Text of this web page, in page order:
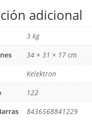
adicional
3 kg
34 × 31 × 17 cm
Kelektron
122
8436568841229